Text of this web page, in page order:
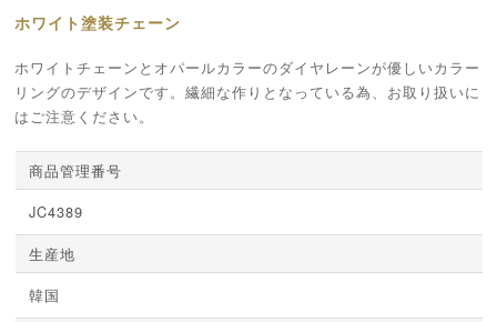
ホワイト塗装チェーン
ホワイトチェーンとオパールカラーのダイヤレーンが優しいカラー
リングのデザインです。繊細な作りとなっている為、お取り扱いに
はご注意ください。
商品管理番号
JC4389
生産地
韓国